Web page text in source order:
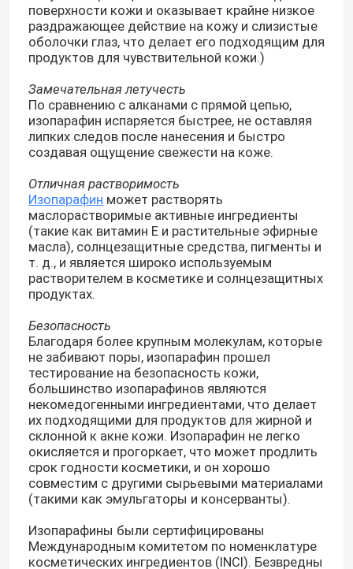
Дом
Продукты
видео
О нас
Путешествие фабрики
Проверка качества
Свяжитесь мы
поверхности кожи и оказывает крайне низкое
раздражающее действие на кожу и слизистые
оболочки глаз, что делает его подходящим для
продуктов для чувствительной кожи.)
Замечательная летучесть
По сравнению с алканами с прямой цепью,
изопарафин испаряется быстрее, не оставляя
липких следов после нанесения и быстро
создавая ощущение свежести на коже.
Отличная растворимость
Изопарафин может растворять
маслорастворимые активные ингредиенты
(такие как витамин Е и растительные эфирные
масла), солнцезащитные средства, пигменты и
т. д., и является широко используемым
растворителем в косметике и солнцезащитных
продуктах.
Безопасность
Благодаря более крупным молекулам, которые
не забивают поры, изопарафин прошел
тестирование на безопасность кожи,
большинство изопарафинов являются
некомедогенными ингредиентами, что делает
их подходящими для продуктов для жирной и
склонной к акне кожи. Изопарафин не легко
окисляется и прогоркает, что может продлить
срок годности косметики, и он хорошо
совместим с другими сырьевыми материалами
(такими как эмульгаторы и консерванты).
Изопарафины были сертифицированы
Международным комитетом по номенклатуре
косметических ингредиентов (INCI). Безвредны